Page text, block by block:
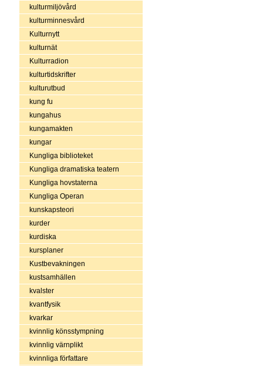
kulturmiljövård
kulturminnesvård
Kulturnytt
kulturnät
Kulturradion
kulturtidskrifter
kulturutbud
kung fu
kungahus
kungamakten
kungar
Kungliga biblioteket
Kungliga dramatiska teatern
Kungliga hovstaterna
Kungliga Operan
kunskapsteori
kurder
kurdiska
kursplaner
Kustbevakningen
kustsamhällen
kvalster
kvantfysik
kvarkar
kvinnlig könsstympning
kvinnlig värnplikt
kvinnliga författare